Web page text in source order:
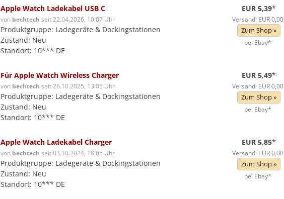
Apple Watch Ladekabel USB C
von bechtech seit 22.04.2026, 10:07 Uhr
Produktgruppe: Ladegeräte & Dockingstationen
Zustand: Neu
Standort: 10*** DE
EUR 5,39*
Versand: EUR 0,00
Zum Shop »
bei Ebay*
Für Apple Watch Wireless Charger
von bechtech seit 26.10.2025, 13:05 Uhr
Produktgruppe: Ladegeräte & Dockingstationen
Zustand: Neu
Standort: 10*** DE
EUR 5,49*
Versand: EUR 0,00
Zum Shop »
bei Ebay*
Apple Watch Ladekabel Charger
von bechtech seit 03.10.2024, 18:05 Uhr
Produktgruppe: Ladegeräte & Dockingstationen
Zustand: Neu
Standort: 10*** DE
EUR 5,85*
Versand: EUR 0,00
Zum Shop »
bei Ebay*